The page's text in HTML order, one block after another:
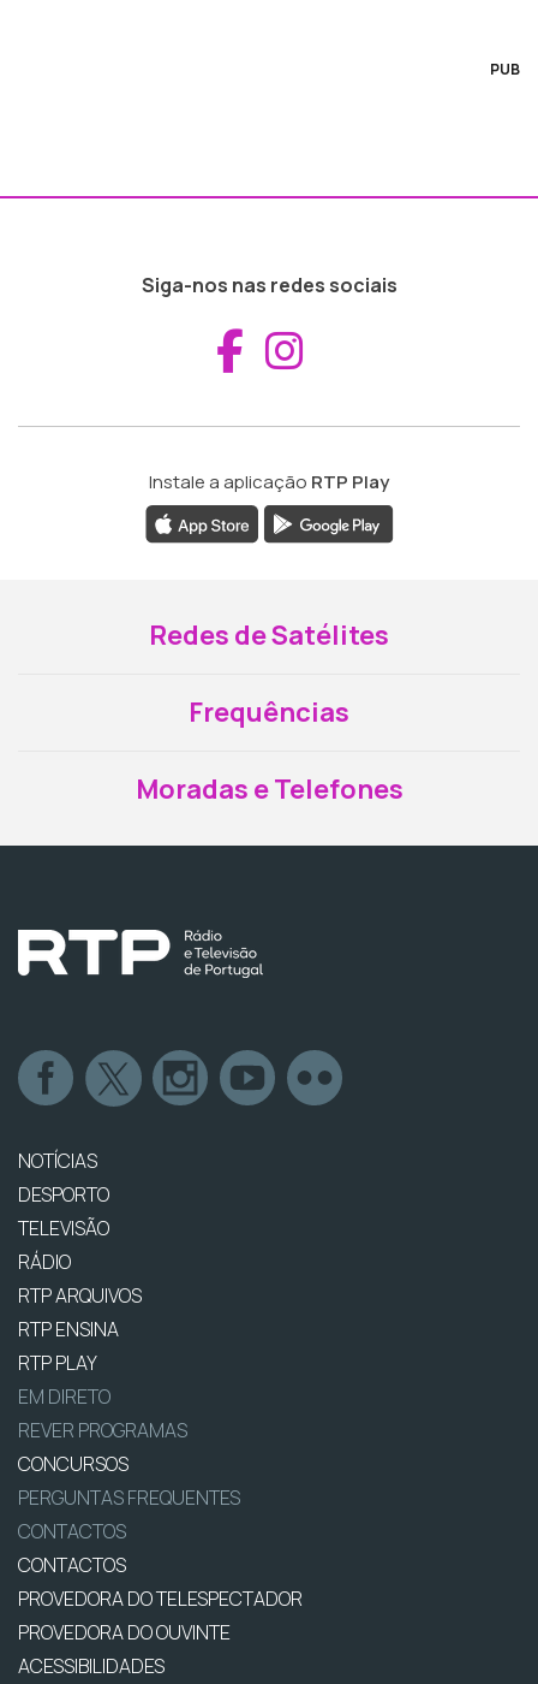
PUB
Siga-nos nas redes sociais
Aceder ao
Instale a aplicação RTP Play
Redes de Satélites
Frequências
Moradas e Telefones
NOTÍCIAS
DESPORTO
TELEVISÃO
RÁDIO
RTP ARQUIVOS
RTP ENSINA
RTP PLAY
EM DIRETO
REVER PROGRAMAS
CONCURSOS
PERGUNTAS FREQUENTES
CONTACTOS
CONTACTOS
PROVEDORA DO TELESPECTADOR
PROVEDORA DO OUVINTE
ACESSIBILIDADES